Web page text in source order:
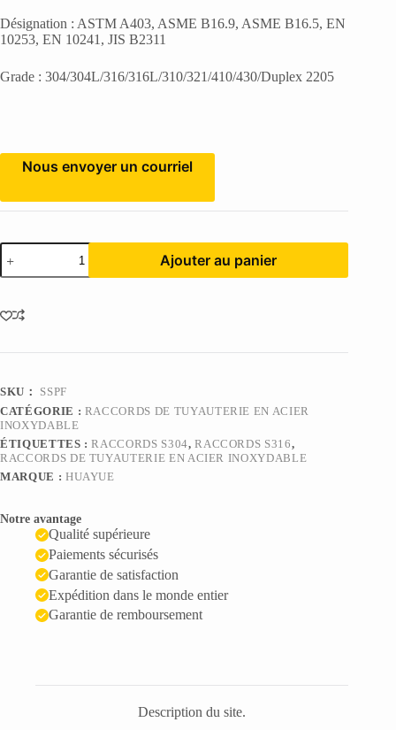
Désignation : ASTM A403, ASME B16.9, ASME B16.5, EN
10253, EN 10241, JIS B2311
Grade : 304/304L/316/316L/310/321/410/430/Duplex 2205
Nous envoyer un courriel
Stainless
Steel
Pipe
数
Ajouter au panier
SKU： SSPF
CATÉGORIE : RACCORDS DE TUYAUTERIE EN ACIER
INOXYDABLE
ÉTIQUETTES :RACCORDS S304,RACCORDS S316,
RACCORDS DE TUYAUTERIE EN ACIER INOXYDABLE
MARQUE : HUAYUE
Notre avantage
Qualité supérieure
Paiements sécurisés
Garantie de satisfaction
Expédition dans le monde entier
Garantie de remboursement
Description du site.